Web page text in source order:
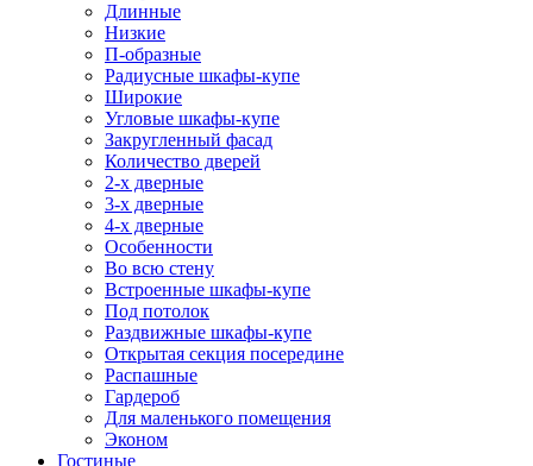
Длинные
Низкие
П-образные
Радиусные шкафы-купе
Широкие
Угловые шкафы-купе
Закругленный фасад
Количество дверей
2-х дверные
3-х дверные
4-х дверные
Особенности
Во всю стену
Встроенные шкафы-купе
Под потолок
Раздвижные шкафы-купе
Открытая секция посередине
Распашные
Гардероб
Для маленького помещения
Эконом
Гостиные